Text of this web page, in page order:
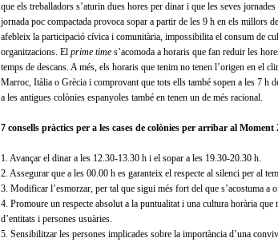
que els treballadors s’aturin dues hores per dinar i que les seves
jornada poc compactada provoca sopar a partir de les 9 h en els millors
afebleix la participació cívica i comunitària, impossibilita el consum de
organitzacions. El prime time s’acomoda a horaris que fan reduir les
temps de descans. A més, els horaris que tenim no tenen l’origen en el
Marroc, Itàlia o Grècia i comprovant que tots ells també sopen a les 7 h
a les antigues colònies espanyoles també en tenen un de més racional.
7 consells pràctics per a les cases de colònies per arribar al Moment
1. Avançar el dinar a les 12.30-13.30 h i el sopar a les 19.30-20.30 h.
2. Assegurar que a les 00.00 h es garanteix el respecte al silenci per al
3. Modificar l’esmorzar, per tal que sigui més fort del que s’acostuma a
4. Promoure un respecte absolut a la puntualitat i una cultura horària
d’entitats i persones usuàries.
5. Sensibilitzar les persones implicades sobre la importància d’una